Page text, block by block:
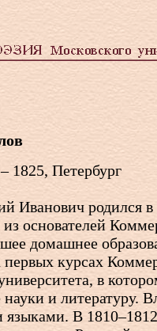
1825, Петербург
Иванович родился в
основателей
домашнее
курсах
в
и литературу.
языками. В